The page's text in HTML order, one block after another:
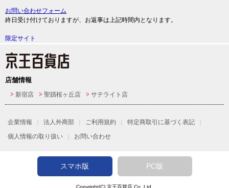
お問い合わせフォーム
終日受け付けておりますが、お返事は上記時間内となります。
限定サイト
店舗情報
新宿店 聖蹟桜ヶ丘店 サテライト店
企業情報 法人外商部 ご利用規約
特定商取引に基づく表記
個人情報の取り扱い
お問い合わせ
スマホ版 PC版
Copyright(C) 京王百貨店 Co.,Ltd.